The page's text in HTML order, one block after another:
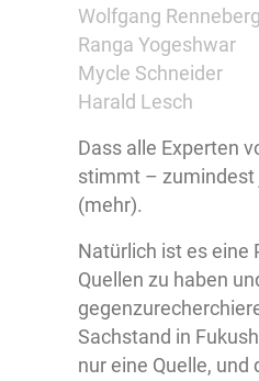
Wolfgang Renneberg
Ranga Yogeshwar
Mycle Schneider
Harald Lesch
Dass alle Experten
stimmt –
(mehr).
Natürlich ist es eine
Quellen zu haben
Sachstand in
nur eine Quelle, und